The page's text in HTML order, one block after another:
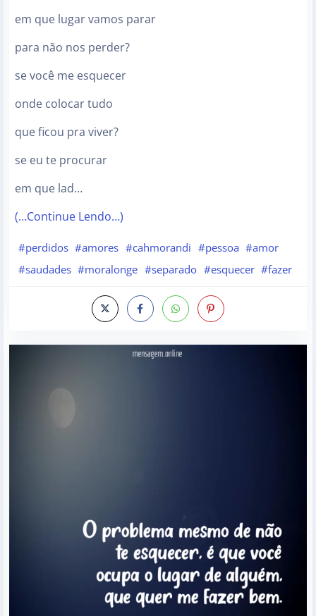
em que lugar vamos parar
para não nos perder?
se você me esquecer
onde colocar tudo
que ficou pra viver?
se eu te procurar
em que lad…
(…Continue Lendo…)
#perdidos #amores #cahmorandi #pessoa #amor
#saudades #moralonge #separado #esquecer #fazer